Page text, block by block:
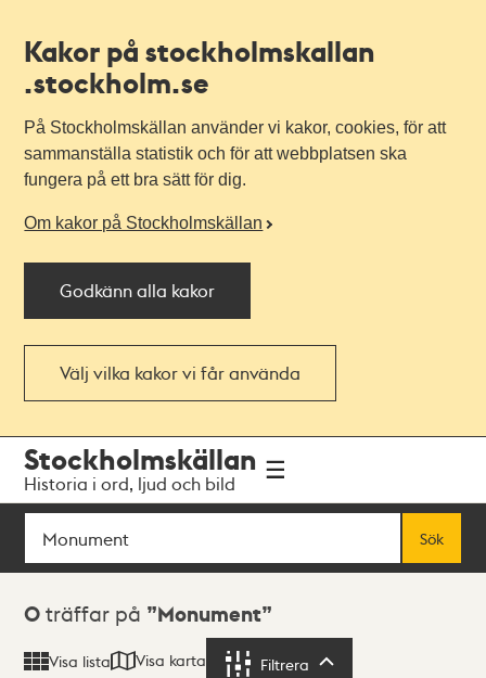
Kakor på stockholmskallan
.stockholm.se
På Stockholmskällan använder vi kakor, cookies, för att
sammanställa statistik och för att webbplatsen ska
fungera på ett bra sätt för dig.
Om kakor på Stockholmskällan
Godkänn alla kakor
Välj vilka kakor vi får använda
navigationen
huvudinnehållet
Stockholmskällan
Historia i ord, ljud och bild
Sök
Sök
Sökresultat
0 träffar på Monument
Visa lista Visa karta Filtrera